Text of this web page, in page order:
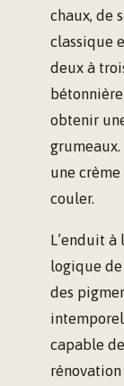
chaux, de
classique
deux à
obtenir
une
couler.
L’enduit à
logique
des
capable